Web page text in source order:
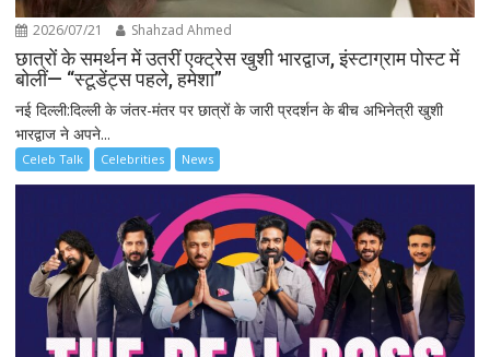
2026/07/21 Shahzad Ahmed
छात्रों के समर्थन में उतरीं एक्ट्रेस खुशी भारद्वाज, इंस्टाग्राम पोस्ट में
बोलीं— “स्टूडेंट्स पहले, हमेशा”
नई दिल्ली:दिल्ली के जंतर-मंतर पर छात्रों के जारी प्रदर्शन के बीच अभिनेत्री खुशी
भारद्वाज ने अपने...
Celeb Talk Celebrities News